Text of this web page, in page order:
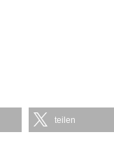
teilen